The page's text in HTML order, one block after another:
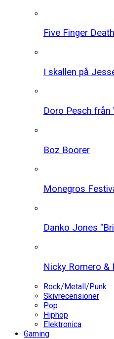
Five Finger
I skallen på
Doro Pesch från
Boz Boorer
Monegros
Danko Jones
Nicky Romero &
Rock/Metall/Punk
Skivrecensioner
Pop
Hiphop
Elektronica
Gaming